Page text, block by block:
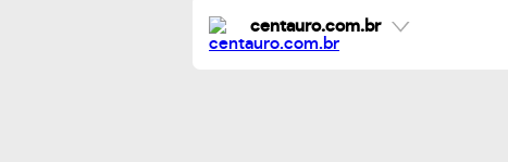
centauro.com.br